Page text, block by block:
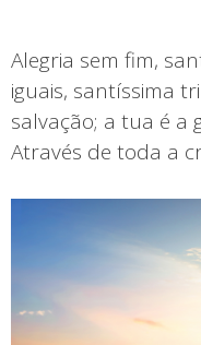
Alegria sem fim,
iguais, santíssima
salvação; a tua é a
Através de toda a